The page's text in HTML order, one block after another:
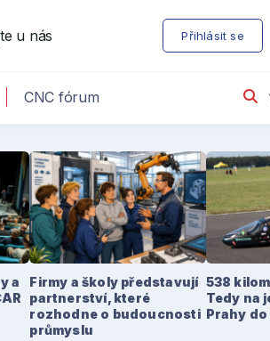
u nás Přihlásit se
CNC fórum
a
Firmy a školy představují
partnerství, které
rozhodne o budoucnosti
průmyslu
538
Tedy na
Prahy